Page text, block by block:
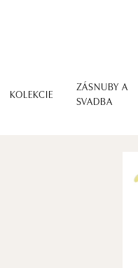
KOLEKCIE
ZÁSNUBY A
SVADBA